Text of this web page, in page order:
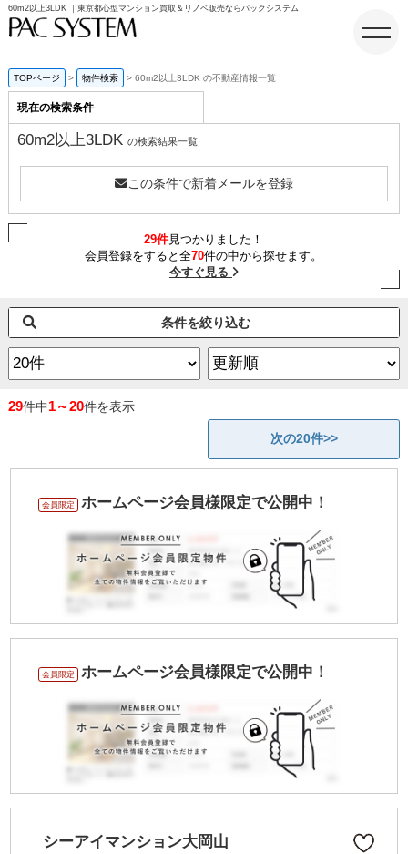
60m2以上3LDK ｜東京都心型マンション買取＆リノベ販売ならパックシステム
TOPページ 物件検索 60m2以上3LDK の不動産情報一覧
現在の検索条件
60m2以上3LDK の検索結果一覧
この条件で新着メールを登録
29件見つかりました！
会員登録をすると全70件の中から探せます。
今すぐ見る
条件を絞り込む
29件中1～20件を表示
次の20件>>
会員限定 ホームページ会員様限定で公開中！
会員限定 ホームページ会員様限定で公開中！
シーアイマンション大岡山